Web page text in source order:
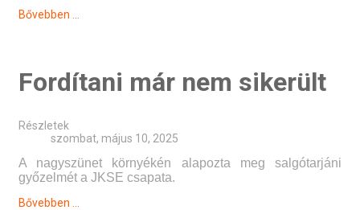
Bővebben ...
Fordítani már nem sikerült
Részletek
szombat, május 10, 2025
A nagyszünet környékén alapozta meg salgótarjáni
győzelmét a JKSE csapata.
Bővebben ...